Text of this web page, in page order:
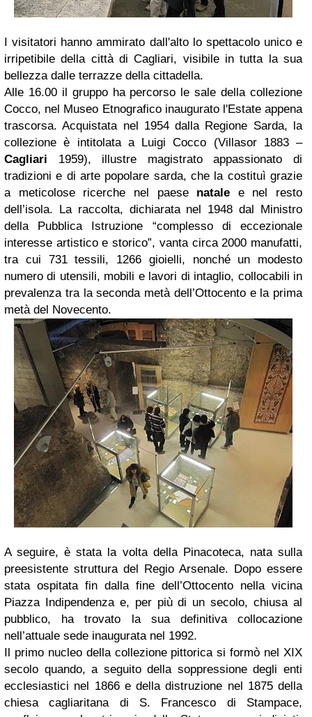
I visitatori hanno ammirato dall'alto lo spettacolo unico e
irripetibile della città di Cagliari, visibile in tutta la sua
bellezza dalle terrazze della cittadella.
Alle 16.00 il gruppo ha percorso le sale della collezione
Cocco, nel Museo Etnografico inaugurato l'Estate appena
trascorsa. Acquistata nel 1954 dalla Regione Sarda, la
collezione è intitolata a Luigi Cocco (Villasor 1883 –
Cagliari 1959), illustre magistrato appassionato di
tradizioni e di arte popolare sarda, che la costituì grazie
a meticolose ricerche nel paese natale e nel resto
dell’isola. La raccolta, dichiarata nel 1948 dal Ministro
della Pubblica Istruzione “complesso di eccezionale
interesse artistico e storico”, vanta circa 2000 manufatti,
tra cui 731 tessili, 1266 gioielli, nonché un modesto
numero di utensili, mobili e lavori di intaglio, collocabili in
prevalenza tra la seconda metà dell’Ottocento e la prima
metà del Novecento.
A seguire, è stata la volta della Pinacoteca, nata sulla
preesistente struttura del Regio Arsenale. Dopo essere
stata ospitata fin dalla fine dell’Ottocento nella vicina
Piazza Indipendenza e, per più di un secolo, chiusa al
pubblico, ha trovato la sua definitiva collocazione
nell’attuale sede inaugurata nel 1992.
Il primo nucleo della collezione pittorica si formò nel XIX
secolo quando, a seguito della soppressione degli enti
ecclesiastici nel 1866 e della distruzione nel 1875 della
chiesa cagliaritana di S. Francesco di Stampace,